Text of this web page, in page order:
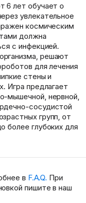
6 лет обучает о
увлекательное
космическим
должна
с инфекцией.
решают
для лечения
стены и
Игра предлагает
мышечной, нервной,
сосудистой
групп, от
более глубоких для
в F.A.Q. При
пишите в наш